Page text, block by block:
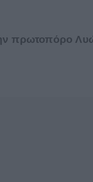
πρωτοπόρο